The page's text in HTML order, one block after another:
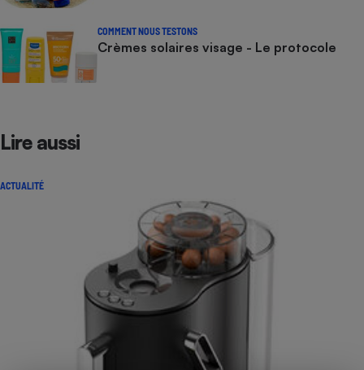
COMMENT NOUS TESTONS
Crèmes solaires visage - Le protocole
Lire aussi
ACTUALITÉ